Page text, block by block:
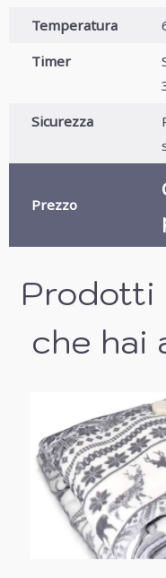
Temperatura
Timer
Sicurezza
Prezzo
Prodotti
che hai